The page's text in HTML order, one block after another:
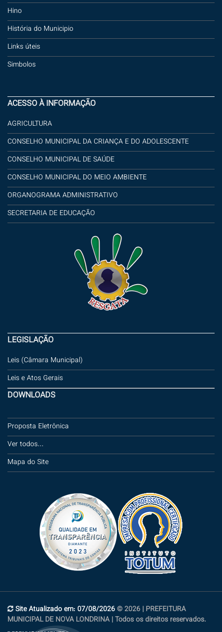
Hino
História do Municipio
Links úteis
Simbolos
ACESSO À INFORMAÇÃO
AGRICULTURA
CONSELHO MUNICIPAL DA CRIANÇA E DO ADOLESCENTE
CONSELHO MUNICIPAL DE SAÚDE
CONSELHO MUNICIPAL DO MEIO AMBIENTE
ORGANOGRAMA ADMINISTRATIVO
SECRETARIA DE EDUCAÇÃO
LEGISLAÇÃO
Leis (Câmara Municipal)
Leis e Atos Gerais
DOWNLOADS
Proposta Eletrônica
Ver todos...
Mapa do Site
Site Atualizado em: 07/08/2026© 2026 | PREFEITURA
MUNICIPAL DE NOVA LONDRINA | Todos os direitos reservados.